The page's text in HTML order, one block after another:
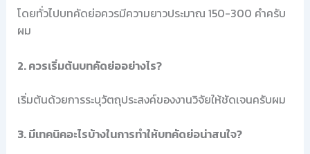
โดยทั่วไปบทคัดย่อควรมีความยาวประมาณ 150-300 คำครับ
ผม
2. ควรเริ่มต้นบทคัดย่ออย่างไร?
เริ่มต้นด้วยการระบุวัตถุประสงค์ของงานวิจัยให้ชัดเจนครับผม
3. มีเทคนิคอะไรบ้างในการทำให้บทคัดย่อน่าสนใจ?